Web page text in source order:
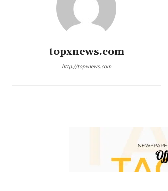
topxnews.com
http://topxnews.com